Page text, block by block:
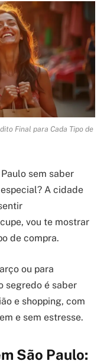
Final para Cada Tipo de
sem saber
A cidade
vou te mostrar
de compra.
ou para
segredo é saber
e shopping, com
e sem estresse.
São Paulo: